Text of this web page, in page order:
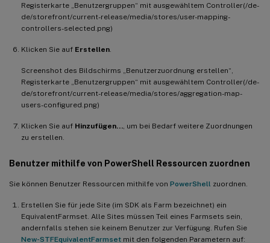
Registerkarte „Benutzergruppen“ mit ausgewähltem Controller(/de-
de/storefront/current-release/media/stores/user-mapping-
controllers-selected.png)
Klicken Sie auf Erstellen
Screenshot des Bildschirms „Benutzerzuordnung erstellen“,
Registerkarte „Benutzergruppen“ mit ausgewähltem Controller(/de-
de/storefront/current-release/media/stores/aggregation-map-
users-configured.png)
Klicken Sie auf Hinzufügen… , um bei Bedarf weitere Zuordnungen
zu erstellen.
Benutzer mithilfe von PowerShell Ressourcen zuordnen
Sie können Benutzer Ressourcen mithilfe von PowerShell zuordnen.
Erstellen Sie für jede Site (im SDK als Farm bezeichnet) ein
EquivalentFarmset. Alle Sites müssen Teil eines Farmsets sein,
andernfalls stehen sie keinem Benutzer zur Verfügung. Rufen Sie
New-STFEquivalentFarmset mit den folgenden Parametern auf: